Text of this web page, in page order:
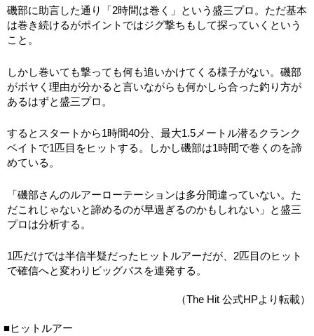
磯部に助言した通り「2時間は巻く」という盛三プロ。ただ基本
は巻き続けるがポイントではジグ撃ちもして探っていくという
こと。
しかし巻いても撃っても何も追いかけてくる様子がない。磯部
がボヤく理由が分かると言いながらも何かしら合った釣り方が
あるはずと盛三プロ。
するとスタートから1時間40分、最大1.5メートル潜るクランク
ベイトで1匹目をヒットする。しかし磯部は1時間で巻くのを諦
めている。
「磯部さんのルアーローテーションは多分間違っていない。た
だこれじゃないと諦めるのが早過ぎるのかもしれない」と盛三
プロは分析する。
1匹だけでは半信半疑だったヒットルアーだが、2匹目のヒット
で確信へと変わりビッグバスを連発する。
（The Hit 公式HPより転載）
■ヒットルアー